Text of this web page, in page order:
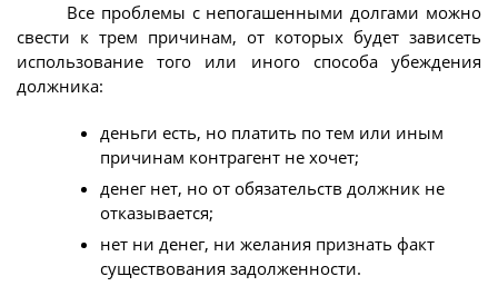
Все проблемы с непогашенными долгами можно
свести к трем причинам, от которых будет зависеть
использование того или иного способа убеждения
должника:
деньги есть, но платить по тем или иным
причинам контрагент не хочет;
денег нет, но от обязательств должник не
отказывается;
нет ни денег, ни желания признать факт
существования задолженности.